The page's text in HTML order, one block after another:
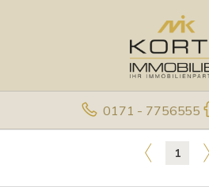
0171 - 7756555
1